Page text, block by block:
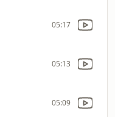
05:17
05:13
05:09